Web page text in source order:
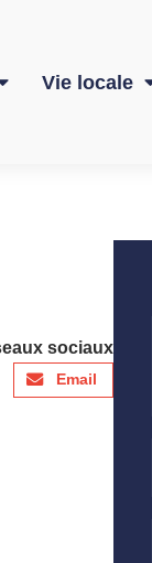
Vie locale
sociaux
Email